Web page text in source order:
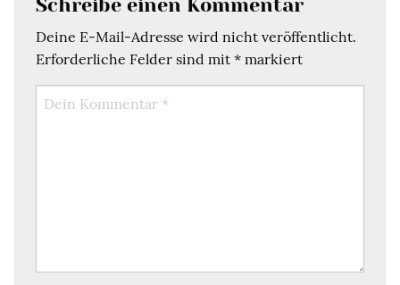
Schreibe einen Kommentar
Deine E-Mail-Adresse wird nicht veröffentlicht.
Erforderliche Felder sind mit * markiert